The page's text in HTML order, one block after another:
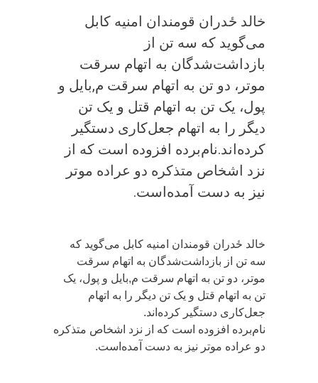
خالد ځدران قومندان امنیه کابل
می‌گوید که سه تن از
بازداشت‌شدگان به اتهام سرقت
موتر، دو تن به اتهام سرقت م,بایل و
پول، یک تن به اتهام قتل و یک تن
دیگر را به اتهام جعل‌کاری دستگیر
کرده‌اند.نام‌برده افزوده است که از
نزد اشخاص متذکره دو عراده موتر
نیز به دست آمده‌است.
خالد ځدران قومندان امنیه کابل می‌گوید که
سه تن از بازداشت‌شدگان به اتهام سرقت
موتر، دو تن به اتهام سرقت م,بایل و پول، یک
تن به اتهام قتل و یک تن دیگر را به اتهام
جعل‌کاری دستگیر کرده‌اند.
نام‌برده افزوده است که از نزد اشخاص متذکره
دو عراده موتر نیز به دست آمده‌است.